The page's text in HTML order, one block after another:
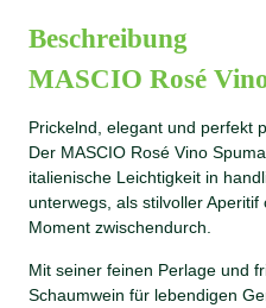
g
e
Beschreibung
MASCIO Rosé
Prickelnd, elegant und perfekt
Der MASCIO Rosé Vino
italienische Leichtigkeit in
unterwegs, als stilvoller
Moment zwischendurch.
Mit seiner feinen Perlage und
Schaumwein für lebendigen